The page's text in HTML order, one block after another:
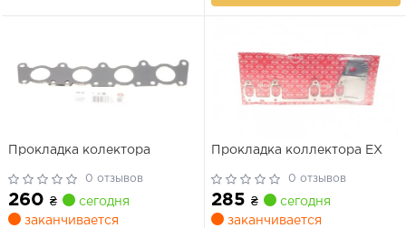
Прокладка колектора
0 отзывов
260 ₴
сегодня
заканчивается
Прокладка коллектора EX
0 отзывов
285 ₴
сегодня
заканчивается